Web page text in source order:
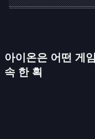
아이온은 어떤 게
속 한 획